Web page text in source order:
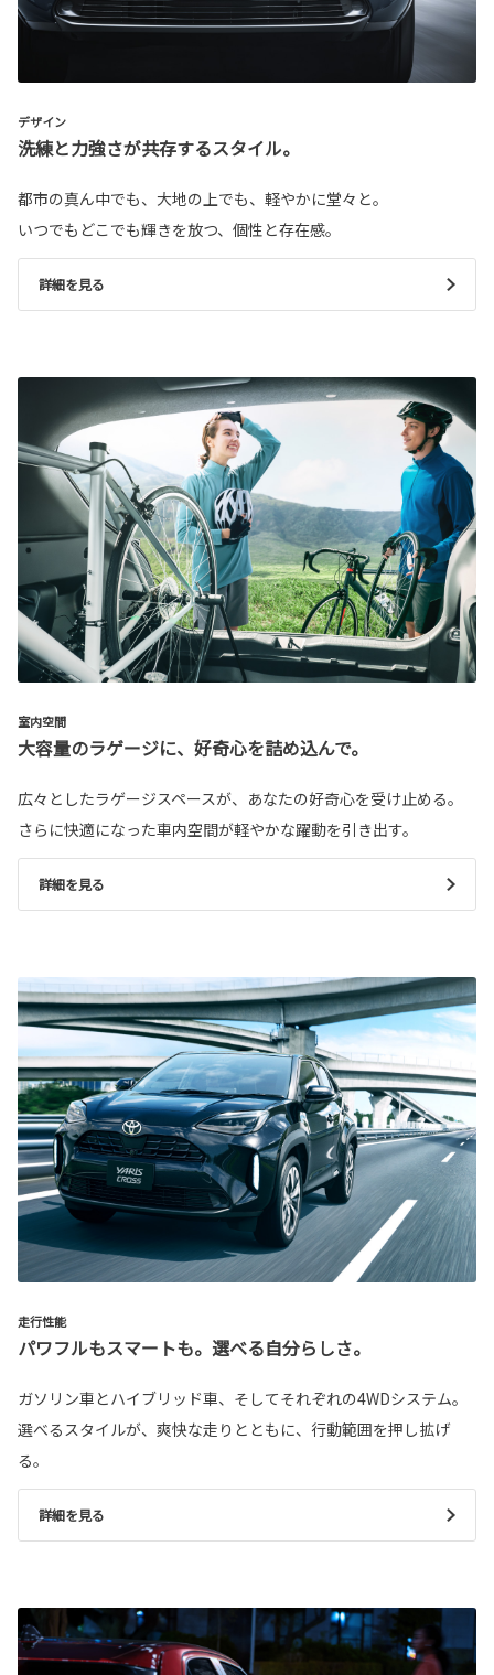
デザイン
洗練と力強さが共存するスタイル。
都市の真ん中でも、大地の上でも、軽やかに堂々と。
いつでもどこでも輝きを放つ、個性と存在感。
詳細を見る
室内空間
大容量のラゲージに、好奇心を詰め込んで。
広々としたラゲージスペースが、あなたの好奇心を受け止める。
さらに快適になった車内空間が軽やかな躍動を引き出す。
詳細を見る
走行性能
パワフルもスマートも。選べる自分らしさ。
ガソリン車とハイブリッド車、そしてそれぞれの4WDシステム。
選べるスタイルが、爽快な走りとともに、行動範囲を押し拡げ
る。
詳細を見る